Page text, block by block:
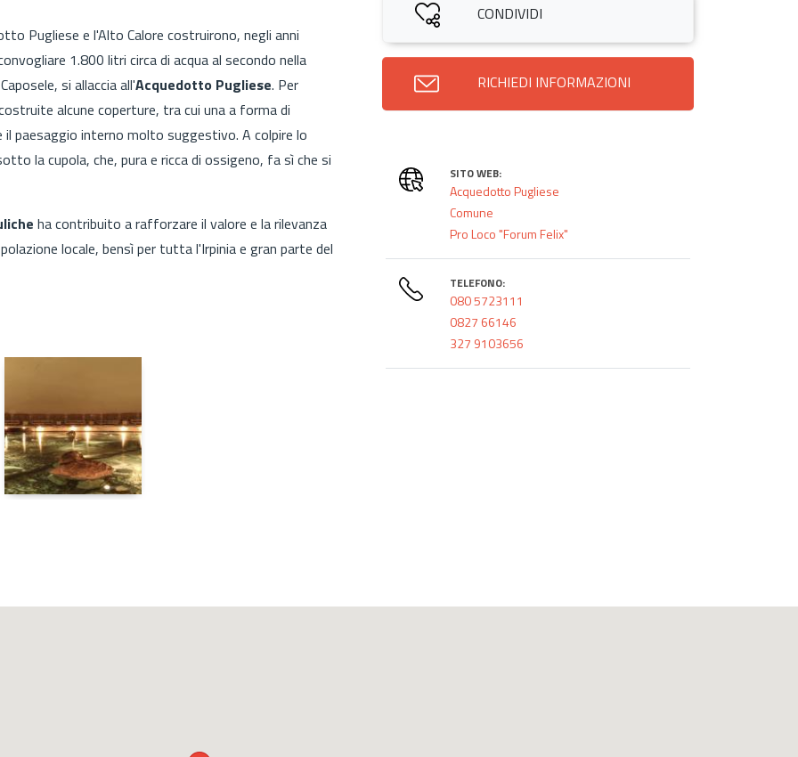
Pugliese e l'Alto Calore costruirono, negli anni
1.800 litri circa di acqua al secondo nella
si allaccia all'Acquedotto Pugliese. Per
alcune coperture, tra cui una a forma di
il paesaggio interno molto suggestivo. A colpire lo
la cupola, che, pura e ricca di ossigeno, fa sì che si
ha contribuito a rafforzare il valore e la rilevanza
locale, bensì per tutta l'Irpinia e gran parte del
CONDIVIDI
RICHIEDI INFORMAZIONI
SITO WEB:
Acquedotto Pugliese
Comune
Pro Loco "Forum Felix"
TELEFONO:
080 5723111
0827 66146
327 9103656